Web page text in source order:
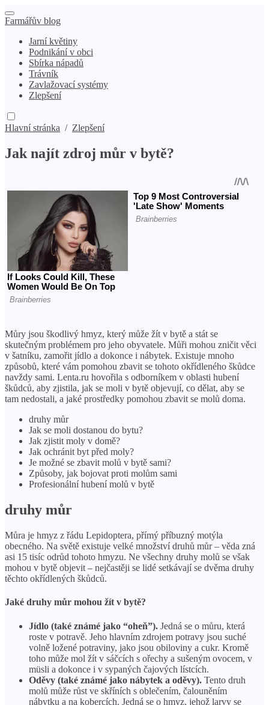
Farmářův blog
Jarní květiny
Podnikání v obci
Sbírka nápadů
Trávník
Zavlažovací systémy
Zlepšení
Hlavní stránka / Zlepšení
Jak najít zdroj můr v bytě?
Můry jsou škodlivý hmyz, který může žít v bytě a stát se
skutečným problémem pro jeho obyvatele. Můři mohou zničit věci
v šatníku, zamořit jídlo a dokonce i nábytek. Existuje mnoho
způsobů, které vám pomohou zbavit se tohoto okřídleného škůdce
navždy sami. Lenta.ru hovořila s odborníkem v oblasti hubení
škůdců, aby zjistila, jak se moli v bytě objevují, co dělat, aby se
tam nedostali, a jaké prostředky pomohou zbavit se molů doma.
druhy můr
Jak se moli dostanou do bytu?
Jak zjistit moly v domě?
Jak ochránit byt před moly?
Je možné se zbavit molů v bytě sami?
Způsoby, jak bojovat proti molům sami
Profesionální hubení molů v bytě
druhy můr
Můra je hmyz z řádu Lepidoptera, přímý příbuzný motýla
obecného. Na světě existuje velké množství druhů můr – věda zná
asi 15 tisíc odrůd tohoto hmyzu. Ne všechny druhy molů se však
mohou v bytě objevit – nejčastěji se lidé setkávají se dvěma druhy
těchto okřídlených škůdců.
Jaké druhy můr mohou žít v bytě?
Jídlo (také známé jako “oheň”). Jedná se o můru, která
roste v potravě. Jeho hlavním zdrojem potravy jsou suché
volně ložené potraviny, jako jsou obiloviny a cukr. Kromě
toho může mol žít v sáčcích s ořechy a sušeným ovocem, v
müsli a dokonce i v sypaných čajových lístcích.
Oděvy (také známé jako nábytek a oděvy). Tento druh
molů může růst ve skříních s oblečením, čalouněním
nábytku a na kobercích. Jedná se o hmyz, jehož larvy se